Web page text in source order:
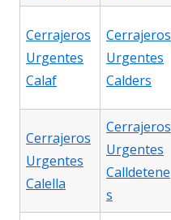
Cerrajeros
Urgentes
Calaf
Cerrajeros
Urgentes
Calders
Cerrajeros
Urgentes
Calella
Cerrajeros
Urgentes
Calldetene
s